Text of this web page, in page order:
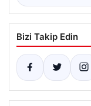
Bizi Takip Edin